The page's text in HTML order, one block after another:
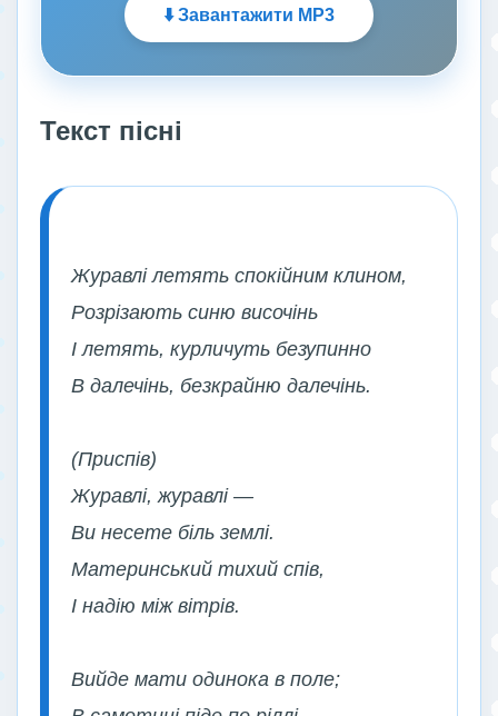
⬇️ Завантажити MP3
Текст пісні
Журавлі летять спокійним клином,
Розрізають синю височінь
І летять, курличуть безупинно
В далечінь, безкрайню далечінь.
(Приспів)
Журавлі, журавлі —
Ви несете біль землі.
Материнський тихий спів,
І надію між вітрів.
Вийде мати одинока в поле;